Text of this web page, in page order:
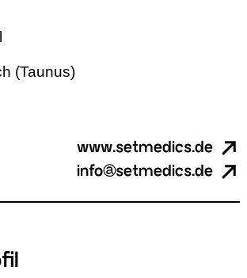
(Taunus)
www.setmedics.de
info@setmedics.de